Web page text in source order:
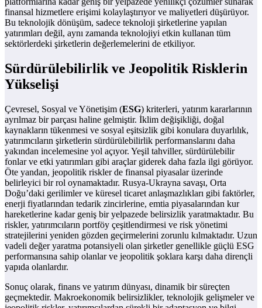
finansal hizmetlere erişimi kolaylaştırıyor ve maliyetleri düşürüyor.
Bu teknolojik dönüşüm, sadece teknoloji şirketlerine yapılan
yatırımları değil, aynı zamanda teknolojiyi etkin kullanan tüm
sektörlerdeki şirketlerin değerlemelerini de etkiliyor.
Sürdürülebilirlik ve Jeopolitik Risklerin
Yükselişi
Çevresel, Sosyal ve Yönetişim (ESG) kriterleri, yatırım kararlarının
ayrılmaz bir parçası haline gelmiştir. İklim değişikliği, doğal
kaynakların tükenmesi ve sosyal eşitsizlik gibi konulara duyarlılık,
yatırımcıların şirketlerin sürdürülebilirlik performanslarını daha
yakından incelemesine yol açıyor. Yeşil tahviller, sürdürülebilir
fonlar ve etki yatırımları gibi araçlar giderek daha fazla ilgi görüyor.
Öte yandan, jeopolitik riskler de finansal piyasalar üzerinde
belirleyici bir rol oynamaktadır. Rusya-Ukrayna savaşı, Orta
Doğu’daki gerilimler ve küresel ticaret anlaşmazlıkları gibi faktörler,
enerji fiyatlarından tedarik zincirlerine, emtia piyasalarından kur
hareketlerine kadar geniş bir yelpazede belirsizlik yaratmaktadır. Bu
riskler, yatırımcıların portföy çeşitlendirmesi ve risk yönetimi
stratejilerini yeniden gözden geçirmelerini zorunlu kılmaktadır. Uzun
vadeli değer yaratma potansiyeli olan şirketler genellikle güçlü ESG
performansına sahip olanlar ve jeopolitik şoklara karşı daha dirençli
yapıda olanlardır.
Sonuç olarak, finans ve yatırım dünyası, dinamik bir süreçten
geçmektedir. Makroekonomik belirsizlikler, teknolojik gelişmeler ve